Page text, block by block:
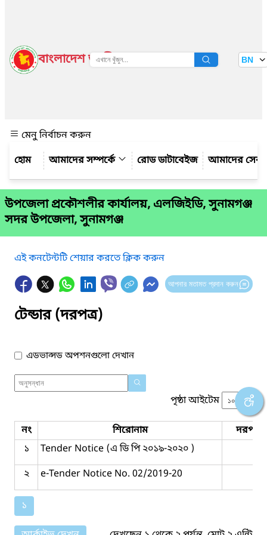
বাংলাদেশ জাতীয় তথ্য বাতায়ন BN
মেনু নির্বাচন করুন
আমাদের সম্পর্কে
রোড ডাটাবেইজ আমাদের সেবা
উপজেলা প্রকৌশলীর কার্যালয়, এলজিইডি, সুনামগঞ্জ
সদর উপজেলা, সুনামগঞ্জ
এই কনটেন্টটি শেয়ার করতে ক্লিক করুন
আপনার মতামত প্রদান করুন
টেন্ডার (দরপত্র)
এডভান্সড অপশনগুলো দেখান
পৃষ্ঠা আইটেম
নং শিরোনাম
দরপত্র
১
Tender Notice (এ ডি পি ২০১৯-২০২০ )
২
e-Tender Notice No. 02/2019-20
১